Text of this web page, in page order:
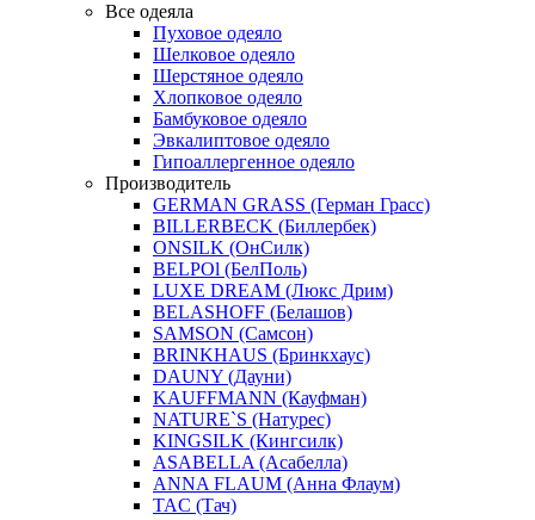
Все одеяла
Пуховое одеяло
Шелковое одеяло
Шерстяное одеяло
Хлопковое одеяло
Бамбуковое одеяло
Эвкалиптовое одеяло
Гипоаллергенное одеяло
Производитель
GERMAN GRASS (Герман Грасс)
BILLERBECK (Биллербек)
ONSILK (ОнСилк)
BELPOl (БелПоль)
LUXE DREAM (Люкс Дрим)
BELASHOFF (Белашов)
SAMSON (Самсон)
BRINKHAUS (Бринкхаус)
DAUNY (Дауни)
KAUFFMANN (Кауфман)
NATURE`S (Натурес)
KINGSILK (Кингсилк)
ASABELLA (Асабелла)
ANNA FLAUM (Анна Флаум)
TAC (Тач)